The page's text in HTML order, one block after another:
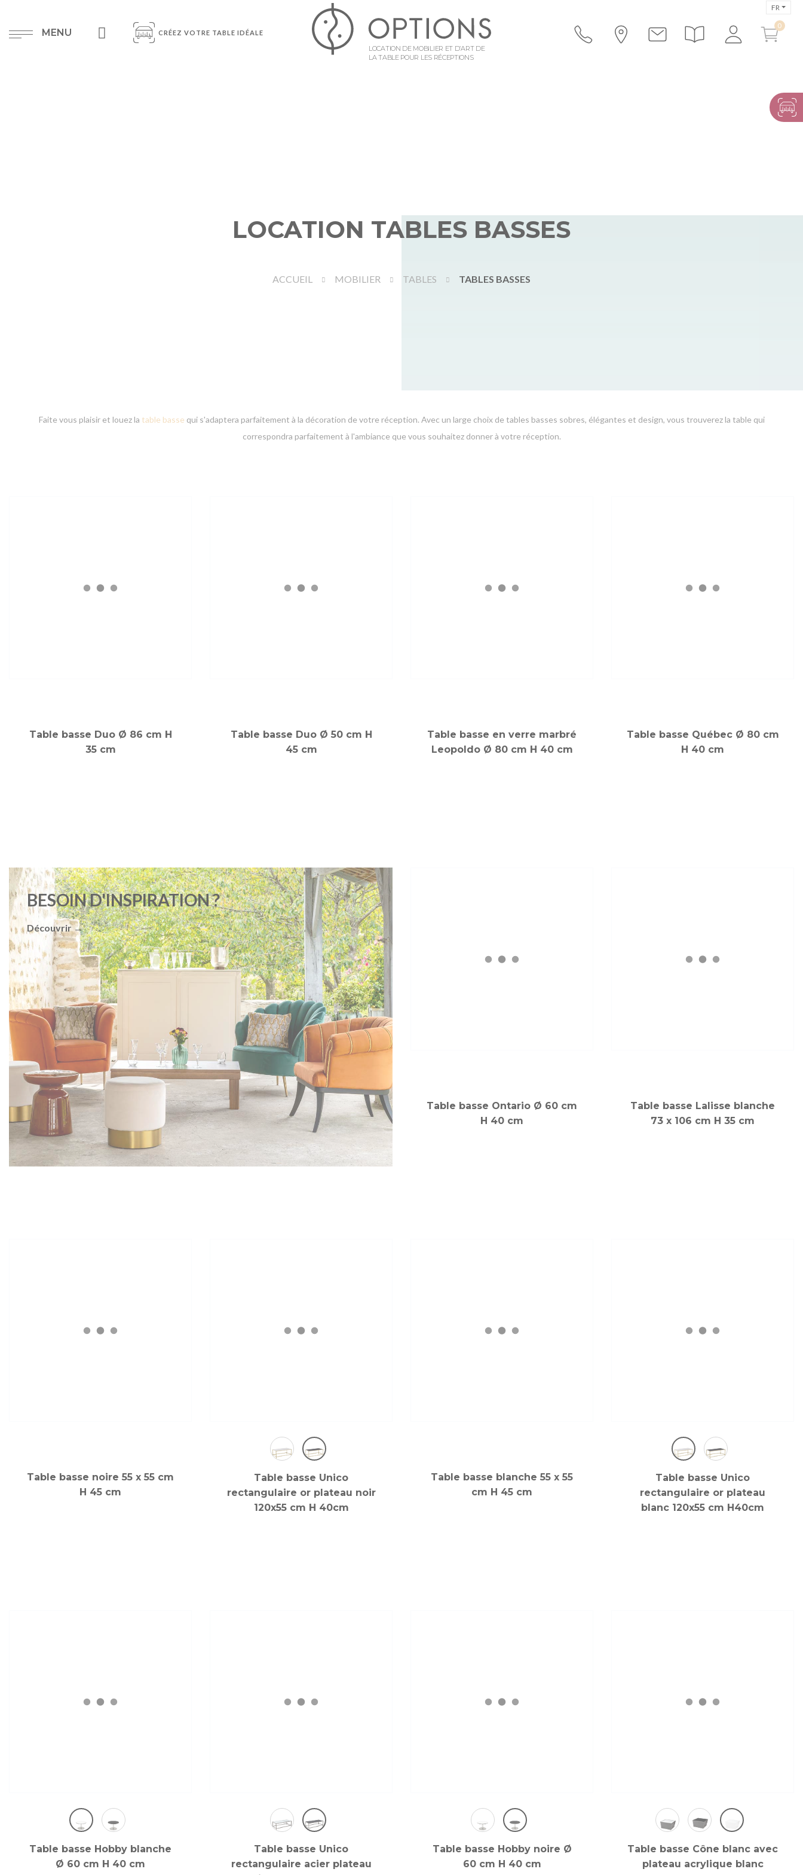
MENU CRÉEZ VOTRE TABLE IDÉALE
LOCATION DE MOBILIER ET D’ART DE
LA TABLE POUR LES RÉCEPTIONS
FR
LOCATION TABLES BASSES
ACCUEIL MOBILIER TABLES TABLES BASSES
Faite vous plaisir et louez la table basse qui s'adaptera parfaitement à la décoration de votre réception. Avec un large choix de tables basses sobres, élégantes et design, vous trouverez la table qui
correspondra parfaitement à l'ambiance que vous souhaitez donner à votre réception.
Table basse Duo Ø 86 cm H
35 cm
Table basse Duo Ø 50 cm H
45 cm
Table basse en verre marbré
Leopoldo Ø 80 cm H 40 cm
Table basse Québec Ø 80 cm
H 40 cm
BESOIN D'INSPIRATION ?
Découvrir →
Table basse Ontario Ø 60 cm
H 40 cm
Table basse Lalisse blanche
73 x 106 cm H 35 cm
Table basse noire 55 x 55 cm
H 45 cm
Table basse Unico
rectangulaire or plateau noir
120x55 cm H 40cm
Table basse blanche 55 x 55
cm H 45 cm
Table basse Unico
rectangulaire or plateau
blanc 120x55 cm H40cm
Table basse Hobby blanche
Ø 60 cm H 40 cm
Table basse Unico
rectangulaire acier plateau
Table basse Hobby noire Ø
60 cm H 40 cm
Table basse Cône blanc avec
plateau acrylique blanc